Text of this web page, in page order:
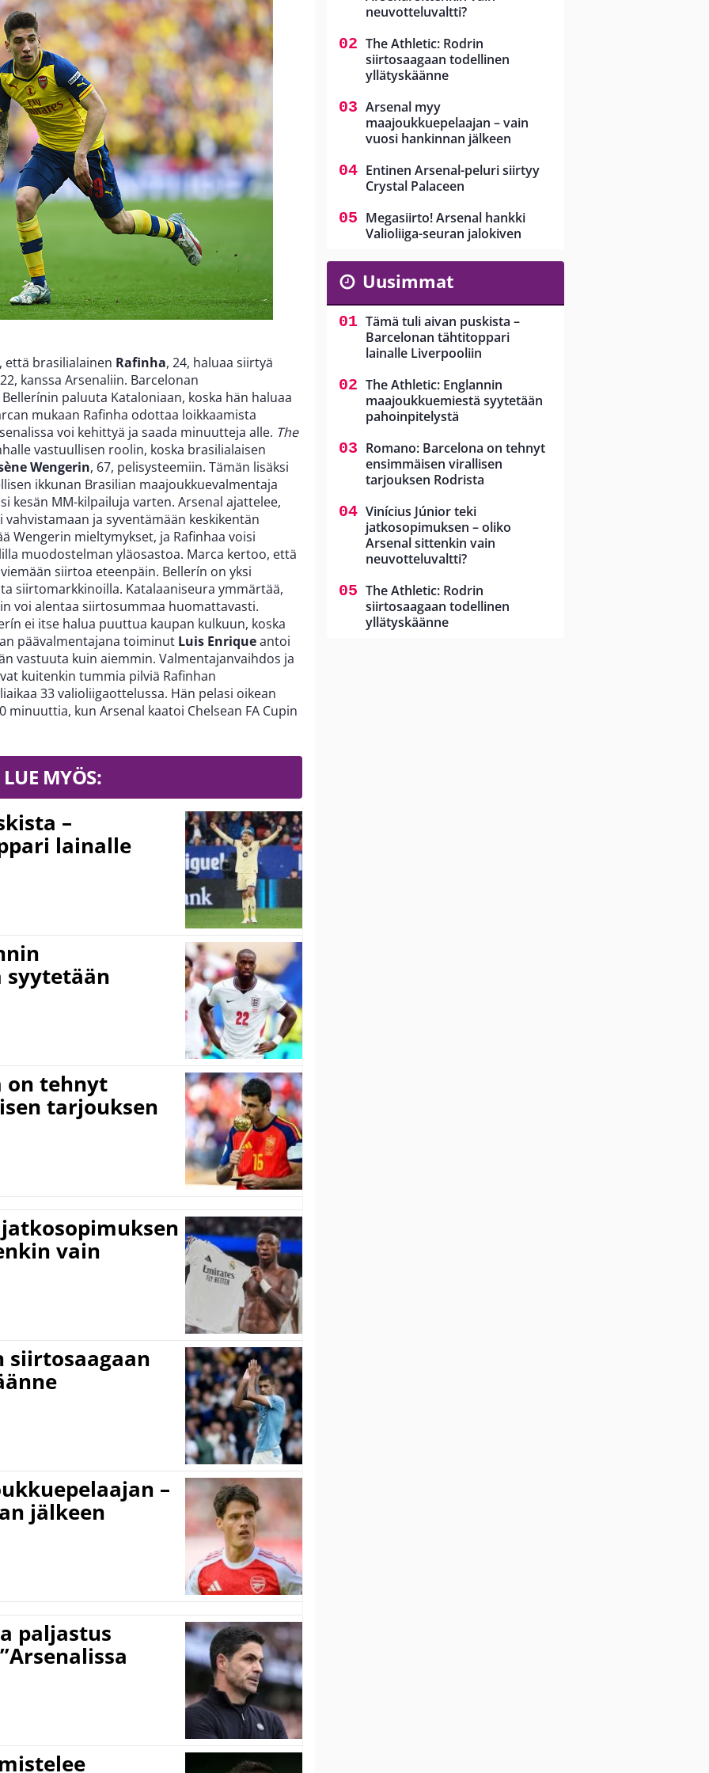
brasilialainen Rafinha, 24, haluaa siirtyä
kanssa Arsenaliin. Barcelonan
paluuta Kataloniaan, koska hän haluaa
mukaan Rafinha odottaa loikkaamista
voi kehittyä ja saada minuutteja alle. The
vastuullisen roolin, koska brasilialaisen
Wengerin, 67, pelisysteemiin. Tämän lisäksi
ikkunan Brasilian maajoukkuevalmentaja
kesän MM-kilpailuja varten. Arsenal ajattelee,
vahvistamaan ja syventämään keskikentän
Wengerin mieltymykset, ja Rafinhaa voisi
muodostelman yläosastoa. Marca kertoo, että
siirtoa eteenpäin. Bellerín on yksi
siirtomarkkinoilla. Katalaaniseura ymmärtää,
voi alentaa siirtosummaa huomattavasti.
ei itse halua puuttua kaupan kulkuun, koska
päävalmentajana toiminut Luis Enriqueantoi
vastuuta kuin aiemmin. Valmentajanvaihdos ja
kuitenkin tummia pilviä Rafinhan
33 valioliigaottelussa. Hän pelasi oikean
kun Arsenal kaatoi Chelsean FA Cupin
LUE MYÖS:
–
lainalle
syytetään
on tehnyt
tarjouksen
vain
siirtosaagaan
–
jälkeen
paljastus
neuvotteluvaltti?
The Athletic: Rodrin
siirtosaagaan todellinen
yllätyskäänne
Arsenal myy
maajoukkuepelaajan – vain
vuosi hankinnan jälkeen
Entinen Arsenal-peluri siirtyy
Crystal Palaceen
Megasiirto! Arsenal hankki
Valioliiga-seuran jalokiven
Uusimmat
Tämä tuli aivan puskista –
Barcelonan tähtitoppari
lainalle Liverpooliin
The Athletic: Englannin
maajoukkuemiestä syytetään
pahoinpitelystä
Romano: Barcelona on tehnyt
ensimmäisen virallisen
tarjouksen Rodrista
Vinícius Júnior teki
jatkosopimuksen – oliko
Arsenal sittenkin vain
neuvotteluvaltti?
The Athletic: Rodrin
siirtosaagaan todellinen
yllätyskäänne